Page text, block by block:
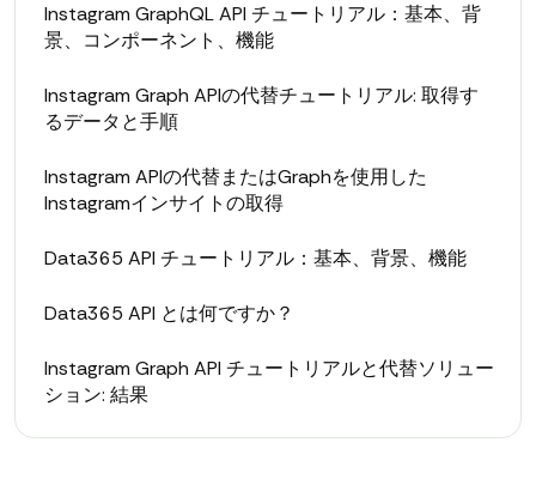
Instagram GraphQL API チュートリアル：基本、背
景、コンポーネント、機能
Instagram Graph APIの代替チュートリアル: 取得す
るデータと手順
Instagram APIの代替またはGraphを使用した
Instagramインサイトの取得
Data365 API チュートリアル：基本、背景、機能
Data365 API とは何ですか？
Instagram Graph API チュートリアルと代替ソリュー
ション: 結果